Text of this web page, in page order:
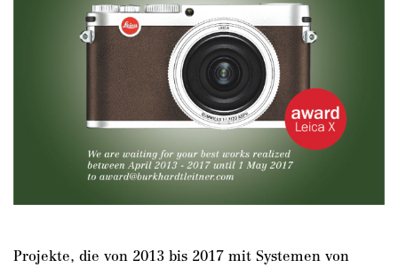
Projekte, die von 2013 bis 2017 mit Systemen von